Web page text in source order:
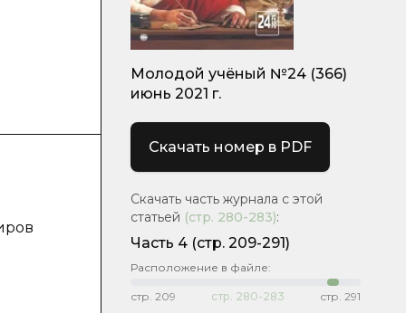
Молодой учёный №24 (366)
июнь 2021 г.
Скачать номер в PDF
Скачать часть журнала с этой
статьей (стр. 280-283):
Часть 4 (стр. 209-291)
Расположение в файле:
стр. 209 стр. 280-283 стр. 291